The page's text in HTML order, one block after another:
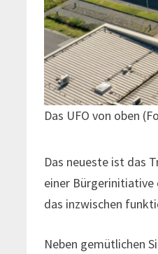
Das UFO von oben
Das neueste ist das
einer
das inzwischen
Neben gemütlichen